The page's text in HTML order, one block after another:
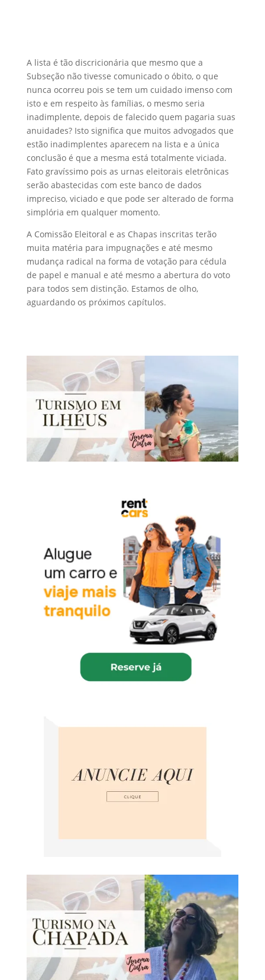
A lista é tão discricionária que mesmo que a
Subseção não tivesse comunicado o óbito, o que
nunca ocorreu pois se tem um cuidado imenso com
isto e em respeito às famílias, o mesmo seria
inadimplente, depois de falecido quem pagaria suas
anuidades? Isto significa que muitos advogados que
estão inadimplentes aparecem na lista e a única
conclusão é que a mesma está totalmente viciada.
Fato gravíssimo pois as urnas eleitorais eletrônicas
serão abastecidas com este banco de dados
impreciso, viciado e que pode ser alterado de forma
simplória em qualquer momento.
A Comissão Eleitoral e as Chapas inscritas terão
muita matéria para impugnações e até mesmo
mudança radical na forma de votação para cédula
de papel e manual e até mesmo a abertura do voto
para todos sem distinção. Estamos de olho,
aguardando os próximos capítulos.